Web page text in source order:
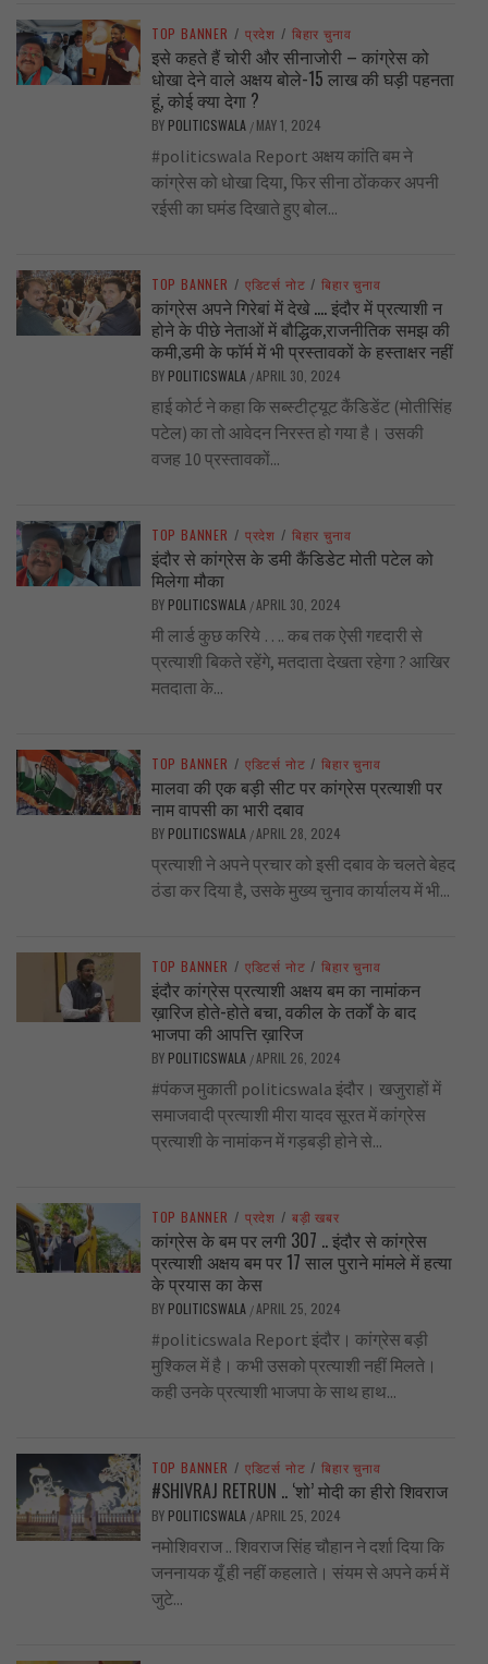
TOP BANNER / प्रदेश / बिहार चुनाव
इसे कहते हैं चोरी और सीनाजोरी – कांग्रेस को
धोखा देने वाले अक्षय बोले-15 लाख की घड़ी पहनता
हूं, कोई क्या देगा ?
BY POLITICSWALA / MAY 1, 2024
#politicswala Report अक्षय कांति बम ने
कांग्रेस को धोखा दिया, फिर सीना ठोंककर अपनी
रईसी का घमंड दिखाते हुए बोल...
TOP BANNER / एडिटर्स नोट / बिहार चुनाव
कांग्रेस अपने गिरेबां में देखे …. इंदौर में प्रत्याशी न
होने के पीछे नेताओं में बौद्धिक,राजनीतिक समझ की
कमी,डमी के फॉर्म में भी प्रस्तावकों के हस्ताक्षर नहीं
BY POLITICSWALA /APRIL 30, 2024
हाई कोर्ट ने कहा कि सब्स्टीट्यूट कैंडिडेंट (मोतीसिंह
पटेल) का तो आवेदन निरस्त हो गया है। उसकी
वजह 10 प्रस्तावकों...
TOP BANNER / प्रदेश / बिहार चुनाव
इंदौर से कांग्रेस के डमी कैंडिडेट मोती पटेल को
मिलेगा मौका
BY POLITICSWALA /APRIL 30, 2024
मी लार्ड कुछ करिये …. कब तक ऐसी गद्द्दारी से
प्रत्याशी बिकते रहेंगे, मतदाता देखता रहेगा ? आखिर
मतदाता के...
TOP BANNER / एडिटर्स नोट / बिहार चुनाव
मालवा की एक बड़ी सीट पर कांग्रेस प्रत्याशी पर
नाम वापसी का भारी दबाव
BY POLITICSWALA /APRIL 28, 2024
प्रत्याशी ने अपने प्रचार को इसी दबाव के चलते बेहद
ठंडा कर दिया है, उसके मुख्य चुनाव कार्यालय में भी...
TOP BANNER / एडिटर्स नोट / बिहार चुनाव
इंदौर कांग्रेस प्रत्याशी अक्षय बम का नामांकन
ख़ारिज होते-होते बचा, वकील के तर्कों के बाद
भाजपा की आपत्ति ख़ारिज
BY POLITICSWALA /APRIL 26, 2024
#पंकज मुकाती politicswala इंदौर। खजुराहों में
समाजवादी प्रत्याशी मीरा यादव सूरत में कांग्रेस
प्रत्याशी के नामांकन में गड़बड़ी होने से...
TOP BANNER / प्रदेश / बड़ी खबर
कांग्रेस के बम पर लगी 307 .. इंदौर से कांग्रेस
प्रत्याशी अक्षय बम पर 17 साल पुराने मांमले में हत्या
के प्रयास का केस
BY POLITICSWALA /APRIL 25, 2024
#politicswala Report इंदौर। कांग्रेस बड़ी
मुश्किल में है। कभी उसको प्रत्याशी नहीं मिलते।
कही उनके प्रत्याशी भाजपा के साथ हाथ...
TOP BANNER / एडिटर्स नोट / बिहार चुनाव
#SHIVRAJ RETRUN .. ‘शो’ मोदी का हीरो शिवराज
BY POLITICSWALA /APRIL 25, 2024
नमोशिवराज .. शिवराज सिंह चौहान ने दर्शा दिया कि
जननायक यूँ ही नहीं कहलाते। संयम से अपने कर्म में
जुटे...